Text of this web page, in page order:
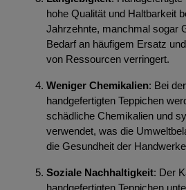
hohe Qualität und Haltbarkeit
Jahrzehnte, manchmal sogar
Bedarf an häufigem Ersatz
von Ressourcen verringert.
Weniger Chemikalien: Bei
handgefertigten Teppichen
schädliche Chemikalien und
verwendet, was die
die Gesundheit der
Soziale Nachhaltigkeit: Der